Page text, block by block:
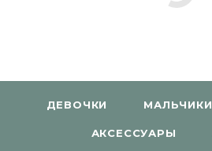
ДЕВОЧКИ МАЛЬЧИКИ
АКСЕССУАРЫ